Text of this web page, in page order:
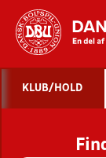
KLUB/HOLD